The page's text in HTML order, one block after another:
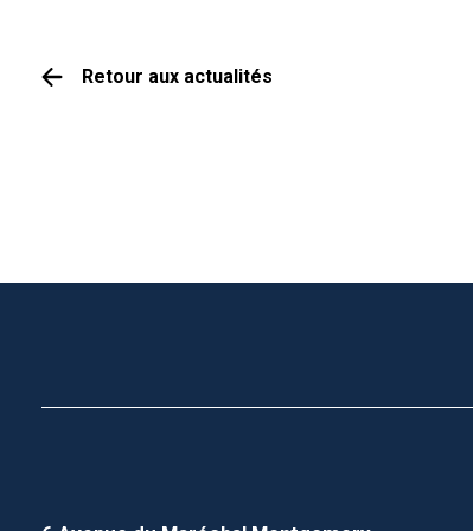
Retour aux actualités